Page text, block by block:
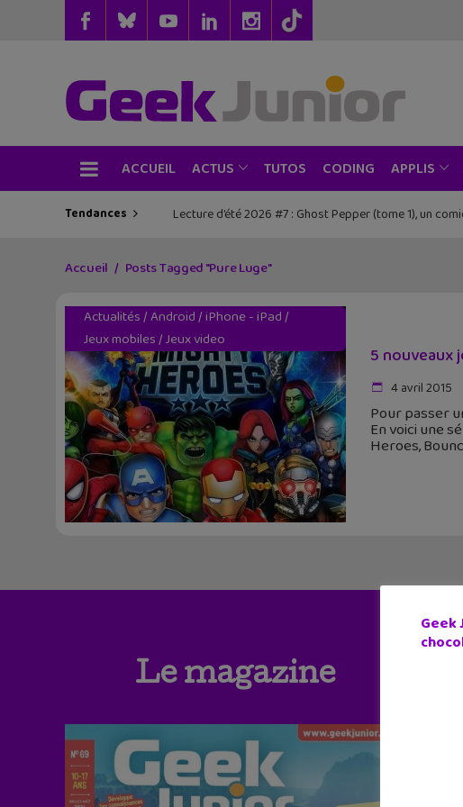
ACCUEIL ACTUS TUTOS CODING APPLIS
Tendances Lecture d’été 2026 #7 : Ghost Pepper (tome 1), un
Accueil Posts Tagged "Pure Luge"
Actualités/Android/iPhone - iPad/
Jeux mobiles/Jeux video
5 nouveaux
4 avril 2015
Pour passer
En voici une
Heroes,
Le magazine
Geek